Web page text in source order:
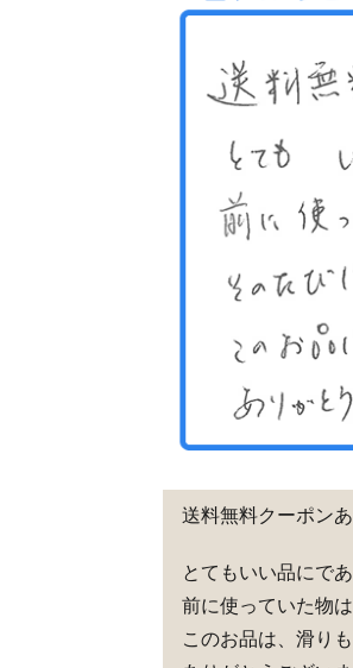
送料無料クーポン
とてもいい品にで
前に使っていた物
このお品は、滑り